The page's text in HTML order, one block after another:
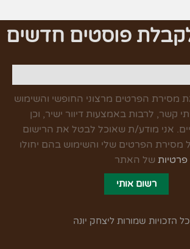
פוסטים חדשים
מסירת הפרטים מרצוני החופשי והשימוש
קשר, לרבות באמצעות דיוור ישיר, וכן
אני מודע/ת שאוכל לבטל את הרישום
מסירת הפרטים שלי והשימוש בהם יחולו
פרטיות של האתר
רשום אותי
הזכויות שמורות ליצחק יונה